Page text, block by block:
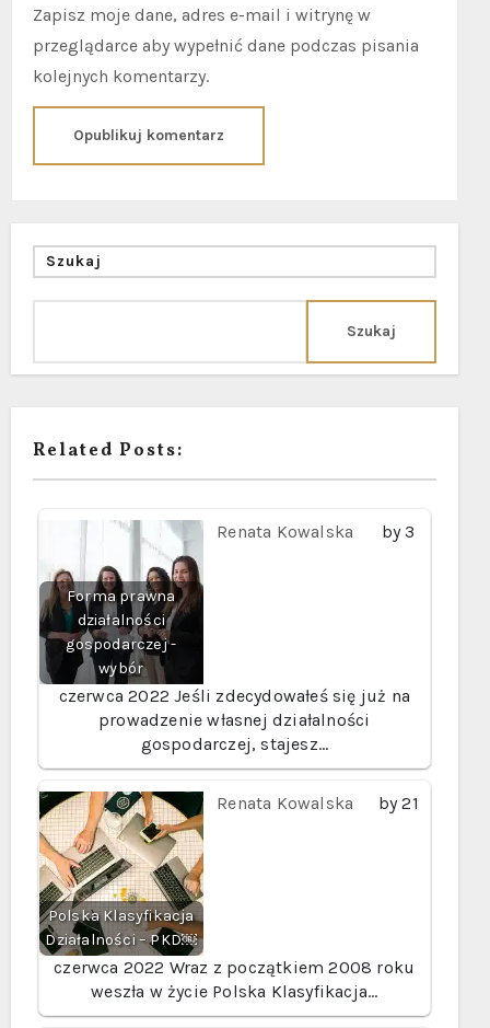
Zapisz moje dane, adres e-mail i witrynę w
przeglądarce aby wypełnić dane podczas pisania
kolejnych komentarzy.
Szukaj
Szukaj
Related Posts:
Forma prawna
działalności
gospodarczej -
wybór
by
Renata Kowalska 3
czerwca 2022 Jeśli zdecydowałeś się już na
prowadzenie własnej działalności
gospodarczej, stajesz…
Polska Klasyfikacja
Działalności – PKD￼
by
Renata Kowalska 21
czerwca 2022 Wraz z początkiem 2008 roku
weszła w życie Polska Klasyfikacja…